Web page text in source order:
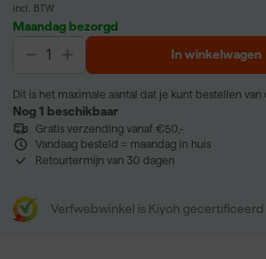
incl. BTW
Maandag bezorgd
In winkelwagen
Dit is het maximale aantal dat je kunt bestellen
Nog 1 beschikbaar
Gratis verzending vanaf €50,-
Vandaag besteld = maandag in huis
Retourtermijn van 30 dagen
Verfwebwinkel is Kiyoh gecertificeerd